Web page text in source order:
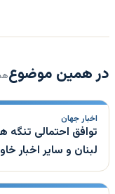
در همین موضوع
اخبار جهان
توافق احتمالی تنگه
لبنان و سایر اخبار